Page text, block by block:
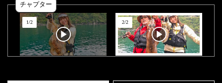
チャプター
1/2 2/2